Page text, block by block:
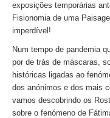
Fátima
Um dia em Fátima
Fátima, Batalha, Nazaré
Fátima e Ourém
Évora
exposições temporárias
Fisionomia de uma
imperdível!
Num tempo de pandemia
por de trás de máscaras,
históricas ligadas ao
dos anónimos e dos mais
vamos descobrindo os
sobre o fenómeno de